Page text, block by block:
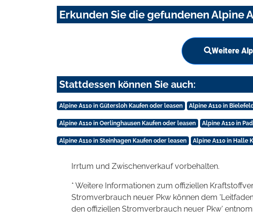
Erkunden Sie die gefundenen Alpine
Weitere
Stattdessen können Sie auch:
Alpine A110 in Gütersloh Kaufen oder leasen Alpine A110 in
Alpine A110 in Oerlinghausen Kaufen oder leasen Alpine A110 in
Alpine A110 in Steinhagen Kaufen oder leasen Alpine A110 in Halle
Irrtum und Zwischenverkauf vorbehalten.
* Weitere Informationen zum offiziellen
Stromverbrauch neuer Pkw können dem
den offiziellen Stromverbrauch neuer Pkw'